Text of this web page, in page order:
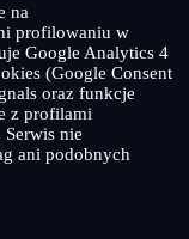
na
profilowaniu w
Google Analytics 4
(Google Consent
oraz funkcje
z profilami
Serwis nie
ani podobnych